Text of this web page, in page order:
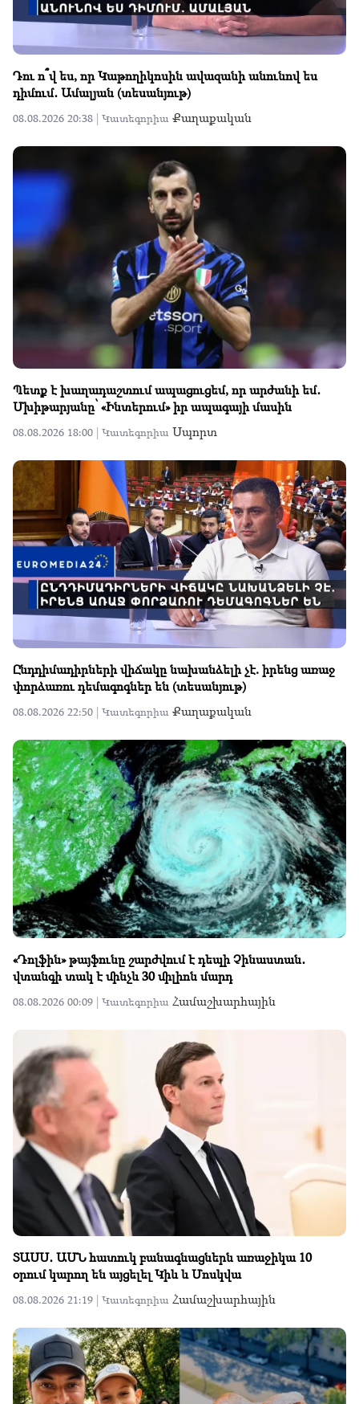
Դու ո՞վ ես, որ Կաթողիկոսին ավազանի անունով ես
դիմում․ Ամալյան (տեսանյութ)
08.08.2026 20:38 | Կատեգորիա Քաղաքական
Պետք է խաղադաշտում ապացուցեմ, որ արժանի եմ․
Մխիթարյանը՝ «Ինտերում» իր ապագայի մասին
08.08.2026 18:00 | Կատեգորիա Սպորտ
Ընդդիմադիրների վիճակը նախանձելի չէ. իրենց առաջ
փորձառու դեմագոգներ են (տեսանյութ)
08.08.2026 22:50 | Կատեգորիա Քաղաքական
«Դոլֆին» թայֆունը շարժվում է դեպի Չինաստան․
վտանգի տակ է մինչև 30 միլիոն մարդ
08.08.2026 00:09 | Կատեգորիա Համաշխարհային
ՏԱՍՍ․ ԱՄՆ հատուկ բանագնացներն առաջիկա 10
օրում կարող են այցելել Կիև և Մոսկվա
08.08.2026 21:19 | Կատեգորիա Համաշխարհային